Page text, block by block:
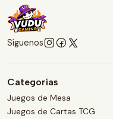
Síguenos
Categorías
Juegos de Mesa
Juegos de Cartas TCG